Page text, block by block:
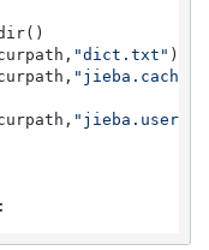
"dict.txt" ):
"jieba.cache"
"jieba.user."